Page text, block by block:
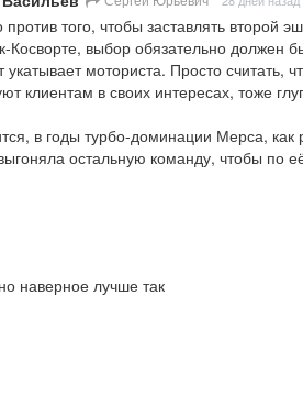
того, чтобы заставлять второй
Косворте, выбор обязательно должен
укатывает моториста. Просто считать,
клиентам в своих интересах, тоже
в годы турбо-доминации Мерса, как
остальную команду, чтобы по
наверное лучше так